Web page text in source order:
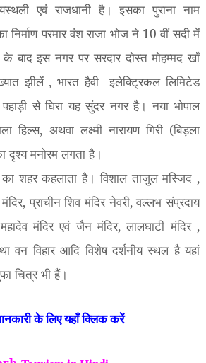
एवं राजधानी है। इसका पुराना नाम
परमार वंश राजा भोज ने 10 वीं सदी में
के बाद इस नगर पर सरदार दोस्त मोहम्मद खाँ
झीलें ,भारत हैवी
इलेक्ट्रिकल लिमिटेड
से घिरा यह सुंदर नगर है। नया भोपाल
हिल्स, अथवा लक्ष्मी नारायण गिरी (बिड़ला
दृश्य मनोरम लगता है।
का शहर कहलाता है। विशाल ताजुल मस्जिद ,
, प्राचीन शिव मंदिर नेवरी,वल्लभ संप्रदाय
मंदिर एवं जैन मंदिर,लालघाटी मंदिर ,
वन विहार आदि विशेष दर्शनीय स्थल है यहां
चित्र भी हैं।
के लिए यहाँ क्लिक करें